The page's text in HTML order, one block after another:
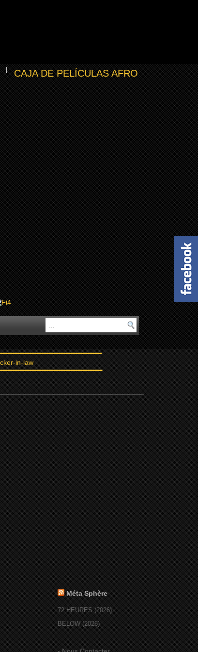
CAJA DE PELÍCULAS AFRO
Méta Sphère
72 HEURES (2026)
BELOW (2026)